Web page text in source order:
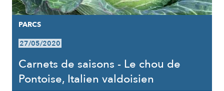
PARCS
27/05/2020
Carnets de saisons - Le chou de
Pontoise, Italien valdoisien